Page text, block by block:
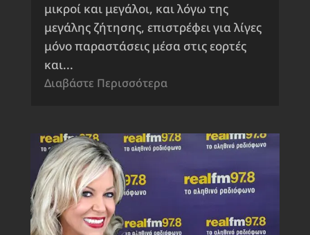
μικροί και μεγάλοι, και λόγω της
μεγάλης ζήτησης, επιστρέφει για λίγες
μόνο παραστάσεις μέσα στις εορτές
και...
Διαβάστε Περισσότερα